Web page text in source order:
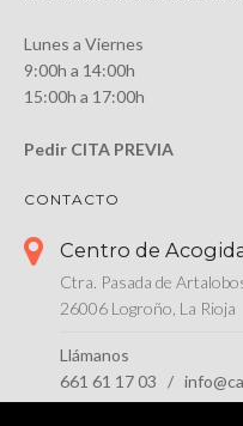
Lunes a Viernes
9:00h a 14:00h
15:00h a 17:00h
Pedir CITA PREVIA
CONTACTO
Centro de
Ctra. Pasada de
26006 Logroño, La Rioja
Llámanos
661 61 17 03 /